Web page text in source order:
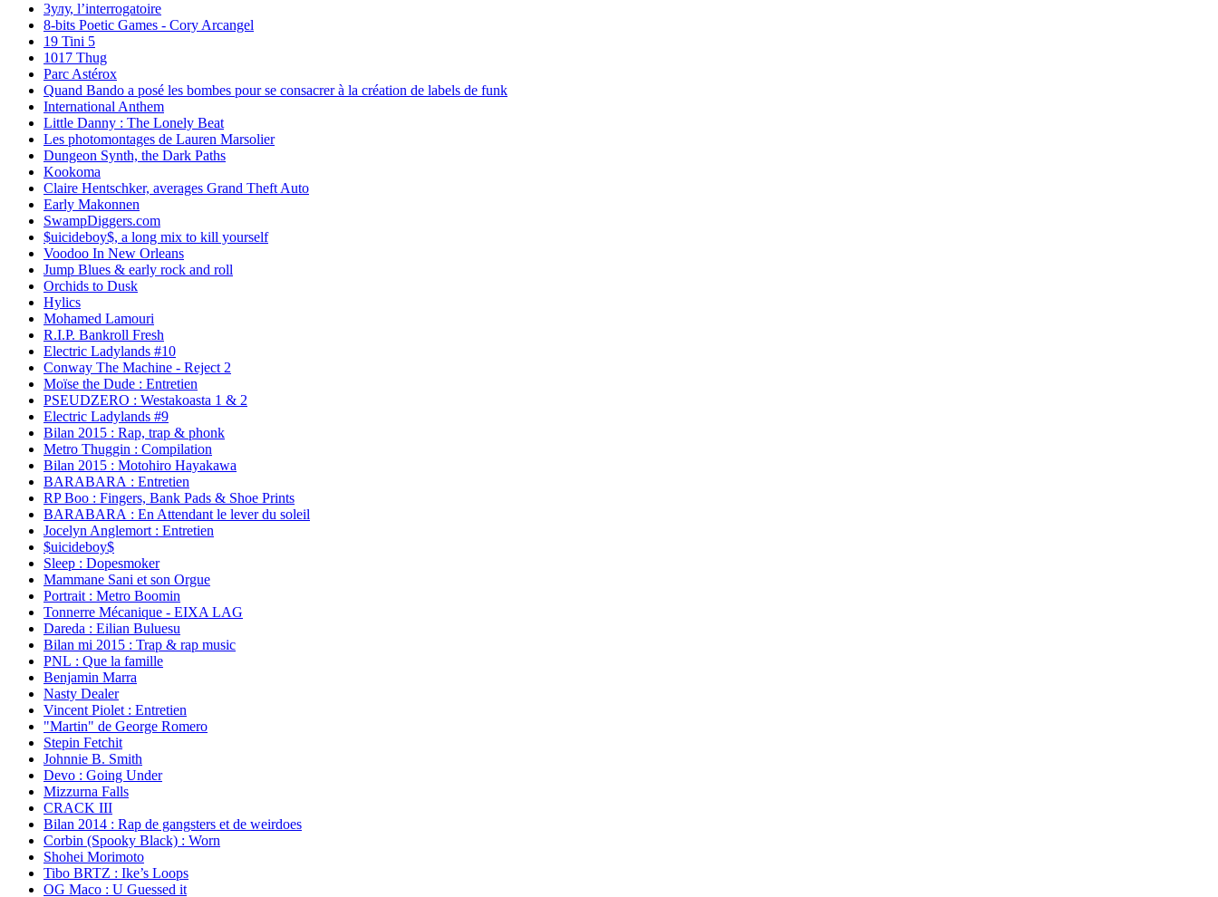
3улу, l’interrogatoire
8-bits Poetic Games - Cory Arcangel
19 Tini 5
1017 Thug
Parc Astérox
Quand Bando a posé les bombes pour se consacrer à la création de labels de funk
International Anthem
Little Danny : The Lonely Beat
Les photomontages de Lauren Marsolier
Dungeon Synth, the Dark Paths
Kookoma
Claire Hentschker, averages Grand Theft Auto
Early Makonnen
SwampDiggers.com
$uicideboy$, a long mix to kill yourself
Voodoo In New Orleans
Jump Blues & early rock and roll
Orchids to Dusk
Hylics
Mohamed Lamouri
R.I.P. Bankroll Fresh
Electric Ladylands #10
Conway The Machine - Reject 2
Moïse the Dude : Entretien
PSEUDZERO : Westakoasta 1 & 2
Electric Ladylands #9
Bilan 2015 : Rap, trap & phonk
Metro Thuggin : Compilation
Bilan 2015 : Motohiro Hayakawa
BARABARA : Entretien
RP Boo : Fingers, Bank Pads & Shoe Prints
BARABARA : En Attendant le lever du soleil
Jocelyn Anglemort : Entretien
$uicideboy$
Sleep : Dopesmoker
Mammane Sani et son Orgue
Portrait : Metro Boomin
Tonnerre Mécanique - EIXA LAG
Dareda : Eilian Buluesu
Bilan mi 2015 : Trap & rap music
PNL : Que la famille
Benjamin Marra
Nasty Dealer
Vincent Piolet : Entretien
"Martin" de George Romero
Stepin Fetchit
Johnnie B. Smith
Devo : Going Under
Mizzurna Falls
CRACK III
Bilan 2014 : Rap de gangsters et de weirdoes
Corbin (Spooky Black) : Worn
Shohei Morimoto
Tibo BRTZ : Ike’s Loops
OG Maco : U Guessed it